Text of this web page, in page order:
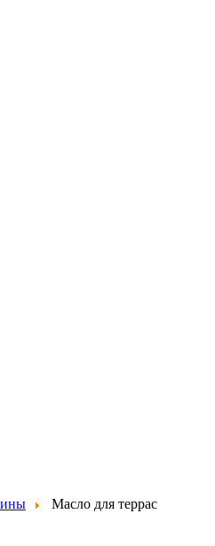
Масло для террас